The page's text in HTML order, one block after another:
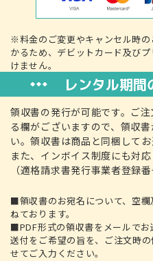
※料金のご変更やキャンセル時
かるため、デビットカード及び
けません。
レンタル期間
領収書の発行が可能です。ご
る欄がございますので、領収
い。領収書は商品と同梱してお
また、インボイス制度にも対応
（適格請求書発行事業者登録
■領収書のお宛名について、空
ねております。
■PDF形式の領収書をメールで
送付をご希望の旨を、ご注文時
せてご入力ください。